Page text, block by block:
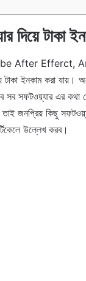
দিয়ে টাকা
After Efferct,
টাকা ইনকাম করা যায়।
সব সফটওয়্যার এর কথা
জনপ্রিয় কিছু
উল্লেখ করব।